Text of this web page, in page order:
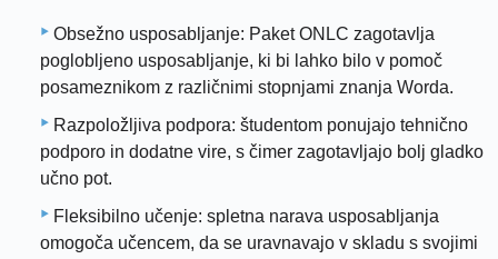
Obsežno usposabljanje: Paket ONLC zagotavlja
poglobljeno usposabljanje, ki bi lahko bilo v pomoč
posameznikom z različnimi stopnjami znanja Worda.
Razpoložljiva podpora: študentom ponujajo tehnično
podporo in dodatne vire, s čimer zagotavljajo bolj gladko
učno pot.
Fleksibilno učenje: spletna narava usposabljanja
omogoča učencem, da se uravnavajo v skladu s svojimi